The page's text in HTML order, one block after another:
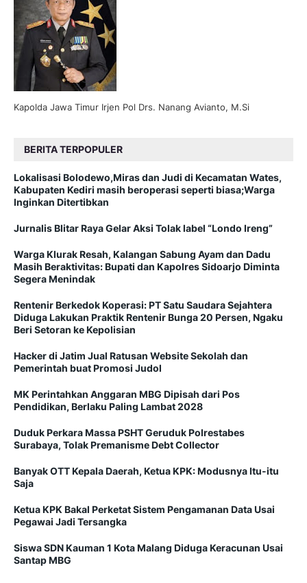
Kapolda Jawa Timur Irjen Pol Drs. Nanang Avianto, M.Si
BERITA TERPOPULER
Lokalisasi Bolodewo,Miras dan Judi di Kecamatan Wates,
Kabupaten Kediri masih beroperasi seperti biasa;Warga
Inginkan Ditertibkan
Jurnalis Blitar Raya Gelar Aksi Tolak label “Londo Ireng”
Warga Klurak Resah, Kalangan Sabung Ayam dan Dadu
Masih Beraktivitas: Bupati dan Kapolres Sidoarjo Diminta
Segera Menindak
Rentenir Berkedok Koperasi: PT Satu Saudara Sejahtera
Diduga Lakukan Praktik Rentenir Bunga 20 Persen, Ngaku
Beri Setoran ke Kepolisian
Hacker di Jatim Jual Ratusan Website Sekolah dan
Pemerintah buat Promosi Judol
MK Perintahkan Anggaran MBG Dipisah dari Pos
Pendidikan, Berlaku Paling Lambat 2028
Duduk Perkara Massa PSHT Geruduk Polrestabes
Surabaya, Tolak Premanisme Debt Collector
Banyak OTT Kepala Daerah, Ketua KPK: Modusnya Itu-itu
Saja
Ketua KPK Bakal Perketat Sistem Pengamanan Data Usai
Pegawai Jadi Tersangka
Siswa SDN Kauman 1 Kota Malang Diduga Keracunan Usai
Santap MBG